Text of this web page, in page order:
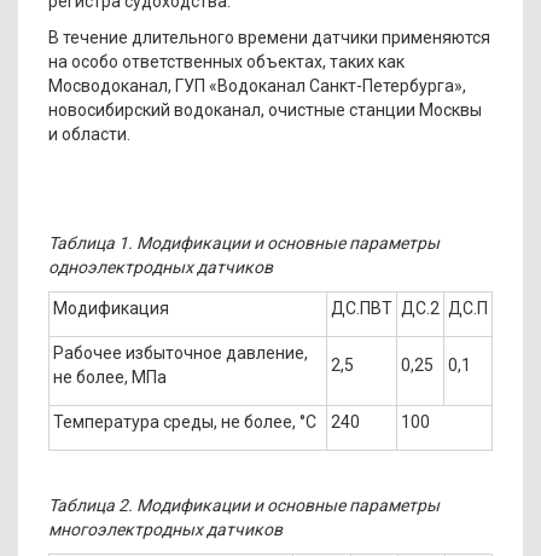
В течение длительного времени датчики применяются
на особо ответственных объектах, таких как
Мосводоканал, ГУП «Водоканал Санкт-Петербурга»,
новосибирский водоканал, очистные станции Москвы
и области.
Таблица 1. Модификации и основные параметры
одноэлектродных датчиков
Модификация ДС.ПВТ ДС.2 ДС.П
Рабочее избыточное давление,
не более, МПа
2,5 0,25 0,1
Температура среды, не более, °С 240 100
Таблица 2. Модификации и основные параметры
многоэлектродных датчиков